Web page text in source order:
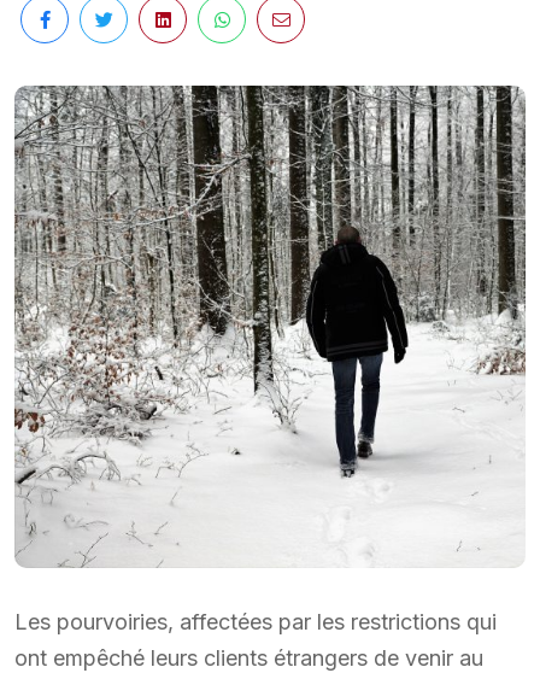
Les pourvoiries, affectées par les restrictions qui
ont empêché leurs clients étrangers de venir au